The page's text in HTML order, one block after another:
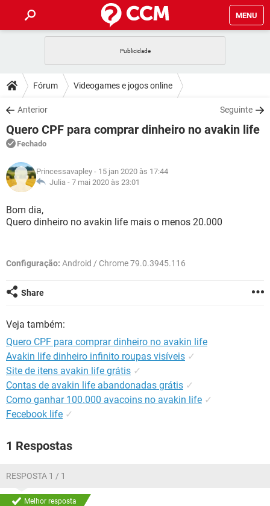
MENU
CELULAR FACEBOOK
OUTLOOK
INSTAGRAM GMAIL
GUIA DE COMPRAS
DICAS
JOGOS WHATSAPP
OUTLOOK
INSTAGRAM
GUIA DE COMPRAS
DOWNLOADS
JOGOS WHATSAPP
CELULAR
OUTLOOK EXCEL
INSTAGRAM
GUIA DE COMPRAS
FÓRUM
JOGOS
CELULAR
INSTAGRAM GMAIL
GLOSSÁRIO
JOGOS
CELULAR
Fórum Videogames e jogos online
Anterior Seguinte
Quero CPF para comprar dinheiro no avakin life
Fechado
Princessavapley - 15 jan 2020 às 17:44
Julia - 7 mai 2020 às 23:01
Bom dia,
Quero dinheiro no avakin life mais o menos 20.000
Configuração: Android / Chrome 79.0.3945.116
Share
Veja também:
Quero CPF para comprar dinheiro no avakin life
Avakin life dinheiro infinito roupas visíveis ✓
Site de itens avakin life grátis ✓
Contas de avakin life abandonadas grátis ✓
Como ganhar 100.000 avacoins no avakin life ✓
Fecebook life ✓
1 Respostas
RESPOSTA 1 / 1
Melhor resposta